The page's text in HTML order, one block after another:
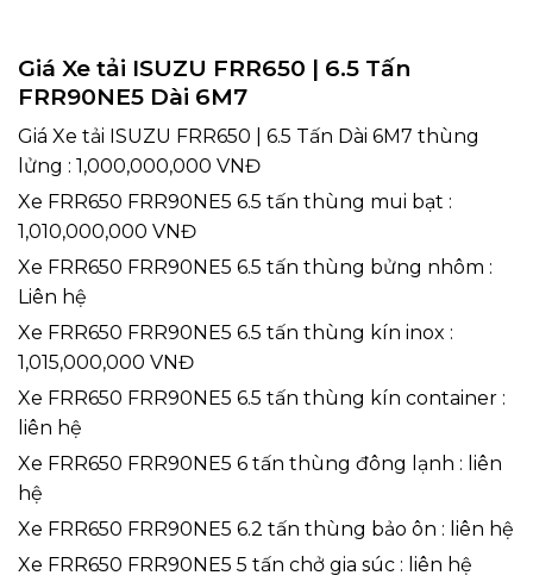
Giá Xe tải ISUZU FRR650 | 6.5 Tấn
FRR90NE5 Dài 6M7
Giá Xe tải ISUZU FRR650 | 6.5 Tấn Dài 6M7 thùng
lửng : 1,000,000,000 VNĐ
Xe FRR650 FRR90NE5 6.5 tấn thùng mui bạt :
1,010,000,000 VNĐ
Xe FRR650 FRR90NE5 6.5 tấn thùng bửng nhôm :
Liên hệ
Xe FRR650 FRR90NE5 6.5 tấn thùng kín inox :
1,015,000,000 VNĐ
Xe FRR650 FRR90NE5 6.5 tấn thùng kín container :
liên hệ
Xe FRR650 FRR90NE5 6 tấn thùng đông lạnh : liên
hệ
Xe FRR650 FRR90NE5 6.2 tấn thùng bảo ôn : liên hệ
Xe FRR650 FRR90NE5 5 tấn chở gia súc : liên hệ